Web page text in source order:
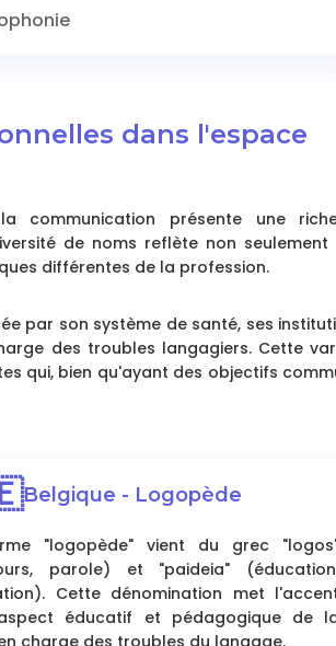
dans l'espace
communication présente une
de noms reflète non seulement
différentes de la profession.
par son système de santé, ses
des troubles langagiers. Cette
qui, bien qu'ayant des objectifs
Belgique - Logopède
"logopède" vient du grec
parole) et "paideia"
Cette dénomination met
éducatif et pédagogique de
charge des troubles du langage.